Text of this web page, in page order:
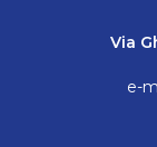
Via
e-